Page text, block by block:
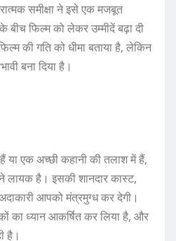
समीक्षा ने इसे एक मजबूत
बीच फिल्म को लेकर उम्मीदें बढ़ा दी
की गति को धीमा बताया है, लेकिन
बना दिया है।
एक अच्छी कहानी की तलाश में हैं,
लायक है। इसकी शानदार कास्ट,
आपको मंत्रमुग्ध कर देगी।
का ध्यान आकर्षित कर लिया है, और
है।